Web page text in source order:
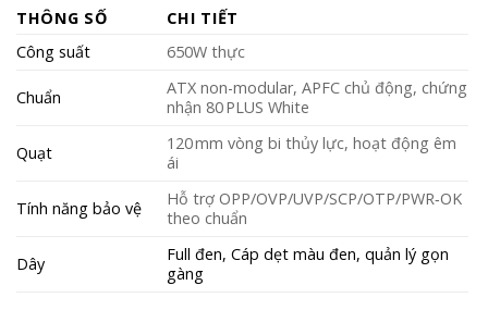
THÔNG SỐ
CHI TIẾT
Công suất
650W thực
Chuẩn
ATX non-modular, APFC chủ động, chứng
nhận 80 PLUS White
Quạt
120 mm vòng bi thủy lực, hoạt động êm
ái
Tính năng bảo vệ
Hỗ trợ OPP/OVP/UVP/SCP/OTP/PWR‑OK
theo chuẩn
Dây
Full đen, Cáp dẹt màu đen, quản lý gọn
gàng